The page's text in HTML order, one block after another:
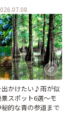
出かけたい♪雨が似
スポット6選～モ
的な青の参道まで